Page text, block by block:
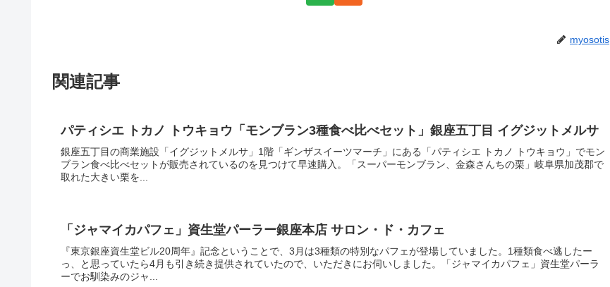
myosotis
関連記事
パティシエ トカノ トウキョウ「モンブラン3種食べ比べセット」銀座五丁目 イグジットメルサ
銀座五丁目の商業施設「イグジットメルサ」1階「ギンザスイーツマーチ」にある「パティシエ トカノ トウキョウ」でモン
ブラン食べ比べセットが販売されているのを見つけて早速購入。「スーパーモンブラン、金森さんちの栗」岐阜県加茂郡で
取れた大きい栗を...
「ジャマイカパフェ」資生堂パーラー銀座本店 サロン・ド・カフェ
『東京銀座資生堂ビル20周年』記念ということで、3月は3種類の特別なパフェが登場していました。1種類食べ逃したー
っ、と思っていたら4月も引き続き提供されていたので、いただきにお伺いしました。「ジャマイカパフェ」資生堂パーラ
ーでお馴染みのジャ...